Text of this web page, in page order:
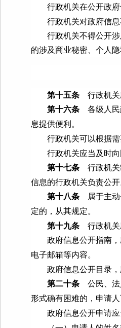
行政机关在公开政府
行政机关对政府信息
行政机关不得公开涉
的涉及商业秘密、个人
第十五条行政机关
第十六条各级人民
息提供便利。
行政机关可以根据需
行政机关应当及时向
第十七条行政机关
信息的行政机关负责公
第十八条属于主动
定的，从其规定。
第十九条行政机关
政府信息公开指南，
电子邮箱等内容。
政府信息公开目录，
第二十条公民、法
形式确有困难的，申请
政府信息公开申请应